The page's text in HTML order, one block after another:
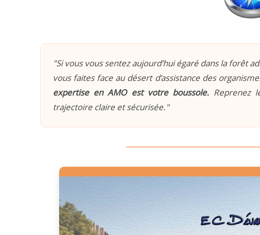
"Si vous vous sentez aujourd’hui égaré dans la forêt
vous faites face au désert d’assistance des
expertise en AMO est votre boussole.Reprenez
trajectoire claire et sécurisée."